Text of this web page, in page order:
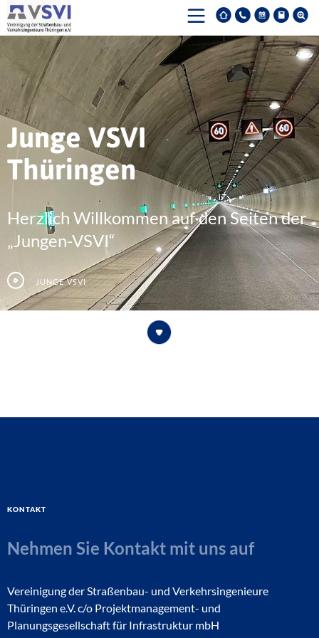
Junge VSVI
Thüringen
Herzlich Willkommen auf den Seiten der
„Jungen-VSVI“
Junge VSVI
Kontakt
Nehmen Sie Kontakt mit uns auf
Vereinigung der Straßenbau- und Verkehrsingenieure
Thüringen e.V. c/o Projektmanagement- und
Planungsgesellschaft für Infrastruktur mbH